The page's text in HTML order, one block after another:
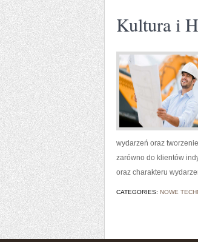
Kultura i
wydarzeń oraz
zarówno do klientów
oraz charakteru
CATEGORIES: NOWE